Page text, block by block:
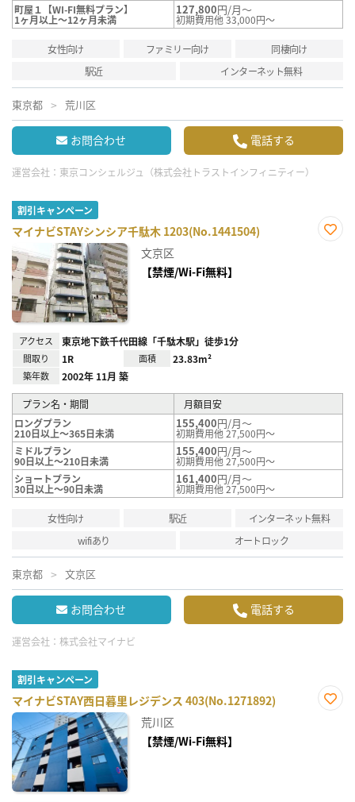
町屋１【WI-FI無料プラン】
1ヶ月以上～12ヶ月未満
127,800円/月～
初期費用他 33,000円～
女性向け ファミリー向け
同棲向け
駅近
インターネット無料
東京都 荒川区
お問合わせ 電話する
運営会社： 東京コンシェルジュ（株式会社トラストインフィニティー）
割引キャンペーン
マイナビSTAYシンシア千駄木 1203(No.1441504)
文京区
【禁煙/Wi-Fi無料】
アクセス 東京地下鉄千代田線「千駄木駅」徒歩1分
間取り 1R 面積 23.83m²
築年数 2002年 11月 築
プラン名・期間
月額目安
ロングプラン
210日以上～365日未満
155,400円/月～
初期費用他 27,500円～
ミドルプラン
90日以上～210日未満
155,400円/月～
初期費用他 27,500円～
ショートプラン
30日以上～90日未満
161,400円/月～
初期費用他 27,500円～
女性向け 駅近
インターネット無料
wifiあり
オートロック
東京都 文京区
お問合わせ 電話する
運営会社： 株式会社マイナビ
割引キャンペーン
マイナビSTAY西日暮里レジデンス 403(No.1271892)
荒川区
【禁煙/Wi-Fi無料】